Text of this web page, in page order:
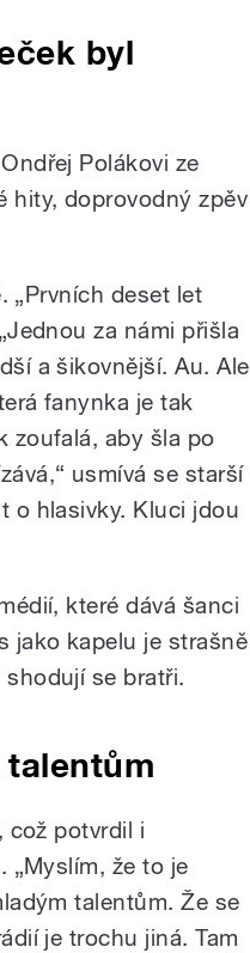
byl
Polákovi ze
hity, doprovodný zpěv
„Prvních deset let
za námi přišla
a šikovnější. Au. Ale
fanynka je tak
zoufalá, aby šla po
usmívá se starší
o hlasivky. Kluci jdou
které dává šanci
jako kapelu je strašně
shodují se bratři.
talentům
což potvrdil i
„Myslím, že to je
talentům. Že se
je trochu jiná. Tam